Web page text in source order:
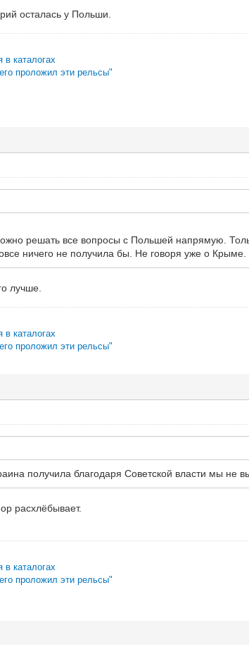
осталась у Польши.
в каталогах
проложил эти рельсы"
решать все вопросы с Польшей напрямую.
ничего не получила бы. Не говоря уже о Крыме.
лучше.
в каталогах
проложил эти рельсы"
получила благодаря Советской власти мы не
расхлёбывает.
в каталогах
проложил эти рельсы"